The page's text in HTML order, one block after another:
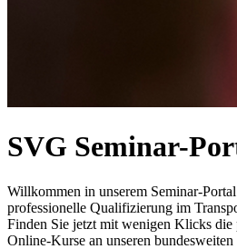
SVG Seminar-
Willkommen in unserem Seminar-
professionelle Qualifizierung im
Finden Sie jetzt mit wenigen Klicks die
Online-Kurse an unseren bundesweiten